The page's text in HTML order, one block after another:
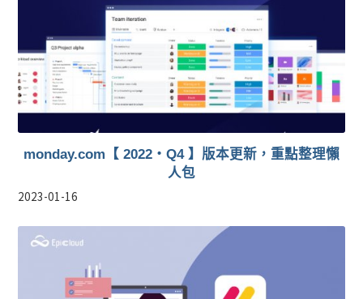
monday.com【 2022・Q4 】版本更新，重點整理懶
人包
2023-01-16